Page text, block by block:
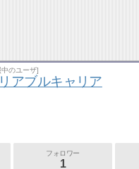
のユーザ]
アブルキャリア
フォロワー
1